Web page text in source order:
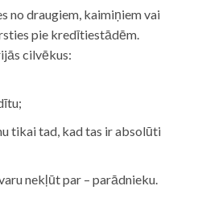
no draugiem, kaimiņiem vai
pie kredītiestādēm.
cilvēkus:
tikai tad, kad tas ir absolūti
nekļūt par – parādnieku.